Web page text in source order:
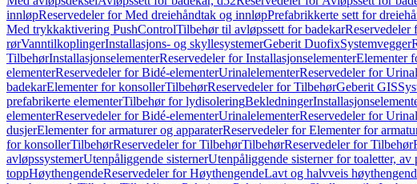
innløpReservedeler for Med dreiehåndtak og innløpPrefabrikkerte sett for
Med trykkaktivering PushControlTilbehør til avløpssett for badekarReservedeler
rørVanntilkoplingerInstallasjons- og skyllesystemerGeberit DuofixSystemvegger
TilbehørInstallasjonselementerReservedeler for InstallasjonselementerElementer
elementerReservedeler for Bidé-elementerUrinalelementerReservedeler for
badekarElementer for konsollerTilbehørReservedeler for TilbehørGeberit GIS
prefabrikerte elementerTilbehør for lydisoleringBekledninger
elementerReservedeler for Bidé-elementerUrinalelementerReservedeler for
dusjerElementer for armaturer og apparaterReservedeler for Elementer for
for konsollerTilbehørReservedeler for TilbehørTilbehørReservedeler for Tilbehør
avløpssystemerUtenpåliggende sisternerUtenpåliggende sisterner for toaletter, av
toppHøythengendeReservedeler for HøythengendeLavt og halvveis